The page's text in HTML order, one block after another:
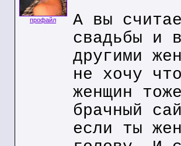
профайл
А вы
свадьбы и
другими
не хочу
женщин
брачный
если ты